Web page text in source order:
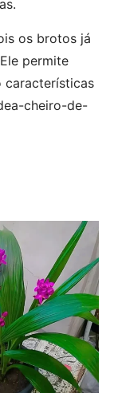
os brotos já
permite
características
cheiro-de-